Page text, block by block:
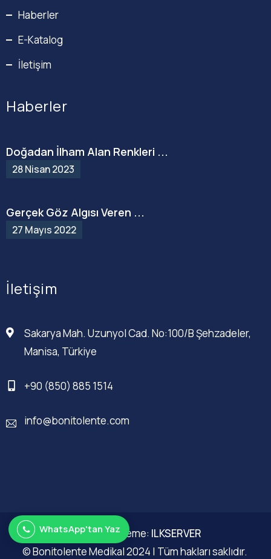
Haberler
E-Katalog
İletişim
Haberler
Doğadan İlham Alan Renkleri ...
28 Nisan 2023
Gerçek Göz Algısı Veren ...
27 Mayıs 2022
İletişim
Sakarya Mah. Uzunyol Cad. No:100/B Şehzadeler,
Manisa, Türkiye
+90 (850) 885 1514
info@bonitolente.com
Web Düzenleme: ILKSERVER
© Bonitolente Medikal 2024 | Tüm hakları saklıdır.
WhatsApp'tan Yaz